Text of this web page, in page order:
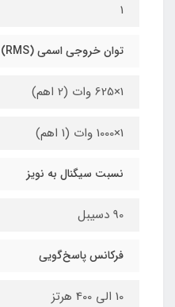
1
توان خروجی اسمی (RMS)
1×625 وات (2 اهم)
1×1000 وات (1 اهم)
نسبت سیگنال به نویز
90 دسیبل
فرکانس پاسخ‌گویی
10 الی 400 هرتز